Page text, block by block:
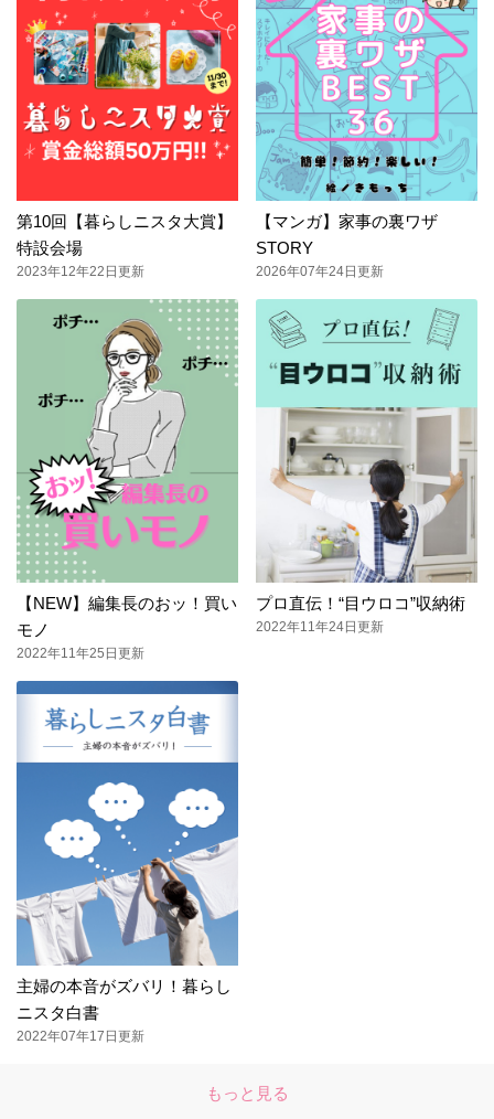
第10回【暮らしニスタ大賞】
特設会場
2023年12年22日更新
【マンガ】家事の裏ワザ
STORY
2026年07年24日更新
【NEW】編集長のおッ！買い
モノ
2022年11年25日更新
プロ直伝！“目ウロコ”収納術
2022年11年24日更新
主婦の本音がズバリ！暮らし
ニスタ白書
2022年07年17日更新
もっと見る